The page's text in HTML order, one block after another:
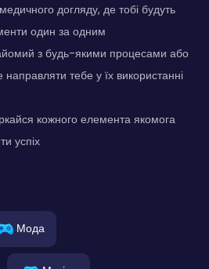
догляду, де тобі будуть
один за одним
з будь-якими процесами або
тебе у їх використанні
кожного елемента якомога
успіх
Мода